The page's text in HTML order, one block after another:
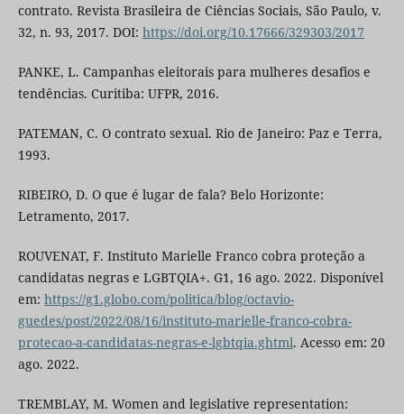
contrato. Revista Brasileira de Ciências Sociais, São Paulo, v.
32, n. 93, 2017. DOI: https://doi.org/10.17666/329303/2017
PANKE, L. Campanhas eleitorais para mulheres desafios e
tendências. Curitiba: UFPR, 2016.
PATEMAN, C. O contrato sexual. Rio de Janeiro: Paz e Terra,
1993.
RIBEIRO, D. O que é lugar de fala? Belo Horizonte:
Letramento, 2017.
ROUVENAT, F. Instituto Marielle Franco cobra proteção a
candidatas negras e LGBTQIA+. G1, 16 ago. 2022. Disponível
em: https://g1.globo.com/politica/blog/octavio-
guedes/post/2022/08/16/instituto-marielle-franco-cobra-
protecao-a-candidatas-negras-e-lgbtqia.ghtml. Acesso em: 20
ago. 2022.
TREMBLAY, M. Women and legislative representation: